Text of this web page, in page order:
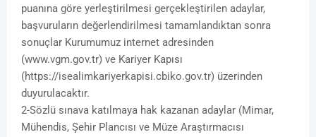
puanına göre yerleştirilmesi gerçekleştirilen adaylar,
başvuruların değerlendirilmesi tamamlandıktan sonra
sonuçlar Kurumumuz internet adresinden
(www.vgm.gov.tr) ve Kariyer Kapısı
(https://isealimkariyerkapisi.cbiko.gov.tr) üzerinden
duyurulacaktır.
2-Sözlü sınava katılmaya hak kazanan adaylar (Mimar,
Mühendis, Şehir Plancısı ve Müze Araştırmacısı